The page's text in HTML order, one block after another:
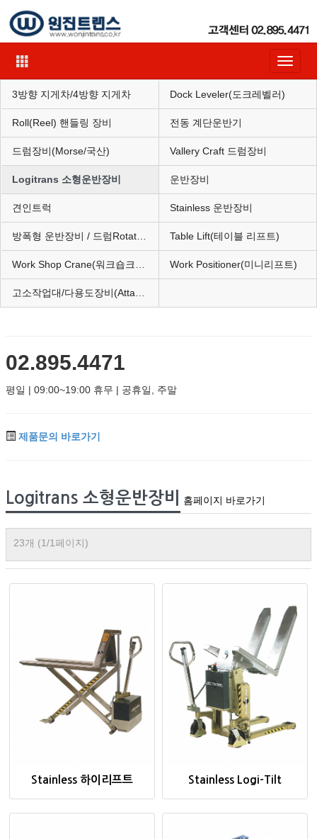
Toggle
3방향 지게차/4방향 지게차
Dock Leveler(도크레벨러)
Roll(Reel) 핸들링 장비 전동 계단운반기
드럼장비(Morse/국산) Vallery Craft 드럼장비
Logitrans 소형운반장비 운반장비
견인트럭 Stainless 운반장비
Table Lift(테이블 리프트)
Work Positioner(미니리프트)
02.895.4471
평일 | 09:00~19:00 휴무 | 공휴일, 주말
제품문의 바로가기
Logitrans 소형운반장비 홈페이지 바로가기
23개 (1/1페이지)
Stainless 하이리프트 Stainless Logi-Tilt